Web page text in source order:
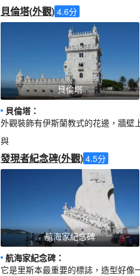
貝倫塔(外觀) 4.6分
貝倫塔
貝倫塔 ：
外觀裝飾有伊斯蘭教式的花邊，牆壁
與
發現者紀念碑(外觀) 4.5分
航海家紀念碑
航海家紀念碑 ：
它是里斯本最重要的標誌，造型好像